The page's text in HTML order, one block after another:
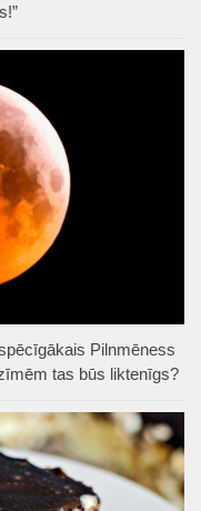
Pilnmēness
tas būs liktenīgs?